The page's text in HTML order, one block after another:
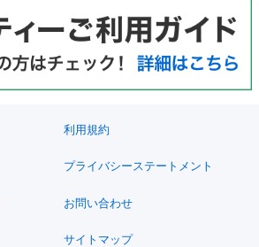
利用規約
プライバシーステートメント
お問い合わせ
サイトマップ